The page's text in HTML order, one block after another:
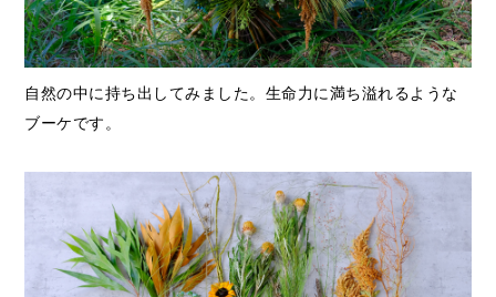
自然の中に持ち出してみました。生命力に満ち溢れるような
ブーケです。